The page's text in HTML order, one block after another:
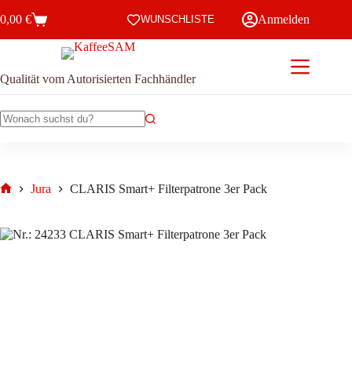
Inhalt
Warenkorb
0,00 € WUNSCHLISTE Anmelden
Qualität vom Autorisierten Fachhändler
Jura CLARIS Smart+ Filterpatrone 3er Pack